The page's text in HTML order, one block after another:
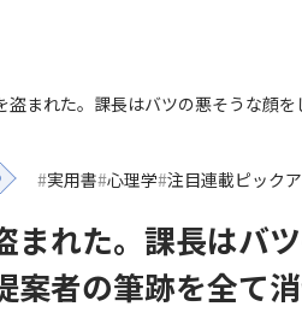
盗まれた。課長はバツの悪そうな顔
実用書 心理学 注目連載ピック
まれた。課長はバ
案者の筆跡を全て